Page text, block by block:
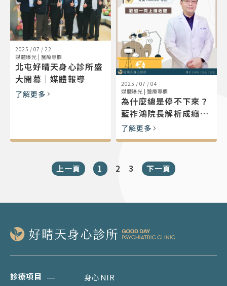
2025 / 07 / 22
媒體曝光 | 醫療專欄
北屯好晴天身心診所盛
大開幕｜媒體報導
了解更多
2025 / 07 / 04
媒體曝光 | 醫療專欄
為什麼總是停不下來？
藍祚鴻院長解析成癮心
理與戒斷困境｜廣播專
訪
了解更多
上一頁 1 2 3 下一頁
診療項目
身心NIR